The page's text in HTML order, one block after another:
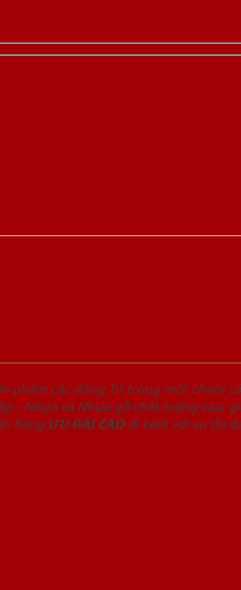
phẩm các dòng Tủ trong một chuỗi
– Nhựa và Nhựa gỗ chất lượng cao,
hàng ƯU ĐÃI CAOđi kèm với sự đa